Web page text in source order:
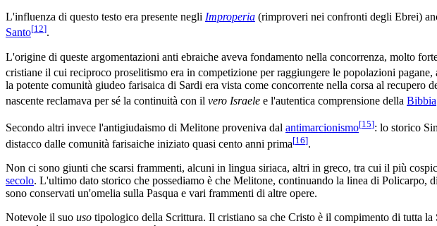
L'influenza di questo testo era presente negli Improperia (rimproveri nei confronti degli Ebrei)
Santo[12].
L'origine di queste argomentazioni anti ebraiche aveva fondamento nella concorrenza, molto
cristiane il cui reciproco proselitismo era in competizione per raggiungere le popolazioni
la potente comunità giudeo farisaica di Sardi era vista come concorrente nella corsa al recupero
nascente reclamava per sé la continuità con il vero Israele e l'autentica comprensione della Bibbia
Secondo altri invece l'antigiudaismo di Melitone proveniva dal antimarcionismo[15]: lo storico
distacco dalle comunità farisaiche iniziato quasi cento anni prima[16].
Non ci sono giunti che scarsi frammenti, alcuni in lingua siriaca, altri in greco, tra cui il più
secolo. L'ultimo dato storico che possediamo è che Melitone, continuando la linea di Policarpo,
sono conservati un'omelia sulla Pasqua e vari frammenti di altre opere.
Notevole il suo uso tipologico della Scrittura. Il cristiano sa che Cristo è il compimento di tutta